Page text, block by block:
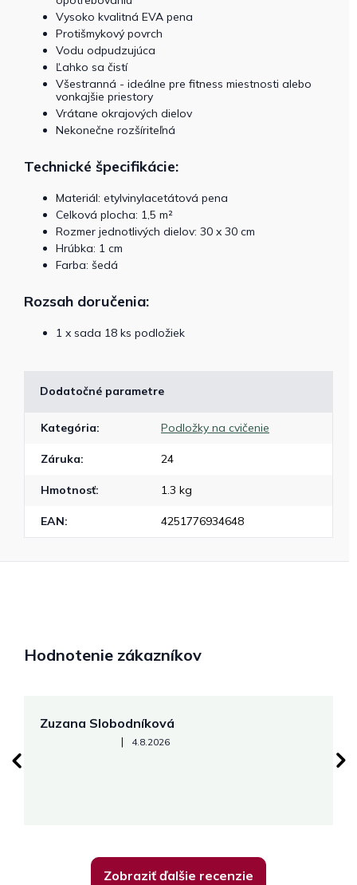
Vysoko kvalitná EVA pena
Protišmykový povrch
Vodu odpudzujúca
Ľahko sa čistí
Všestranná - ideálne pre fitness miestnosti alebo
vonkajšie priestory
Vrátane okrajových dielov
Nekonečne rozšíriteľná
Technické špecifikácie:
Materiál: etylvinylacetátová pena
Celková plocha: 1,5 m²
Rozmer jednotlivých dielov: 30 x 30 cm
Hrúbka: 1 cm
Farba: šedá
Rozsah doručenia:
1 x sada 18 ks podložiek
Dodatočné parametre
Kategória: Podložky na cvičenie
Záruka: 24
Hmotnosť: 1.3 kg
EAN: 4251776934648
Hodnotenie zákazníkov
Zuzana Slobodníková
Hodnotenie obchodu je 5 z 5 hviezdičiek.
| 4.8.2026
Zobraziť ďalšie recenzie